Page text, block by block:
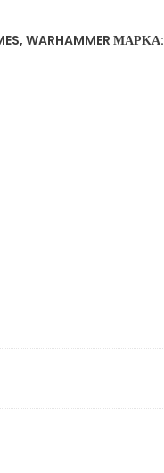
, WARHAMMER ΜΆΡΚΑ: